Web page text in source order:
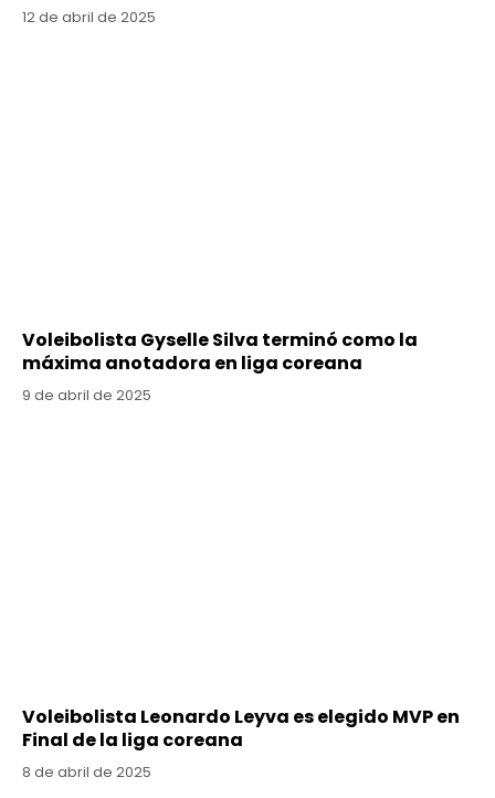
12 de abril de 2025
Voleibolista Gyselle Silva terminó como la
máxima anotadora en liga coreana
9 de abril de 2025
Voleibolista Leonardo Leyva es elegido MVP en
Final de la liga coreana
8 de abril de 2025